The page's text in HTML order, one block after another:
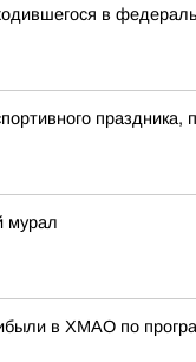
в
мурал
в ХМАО по